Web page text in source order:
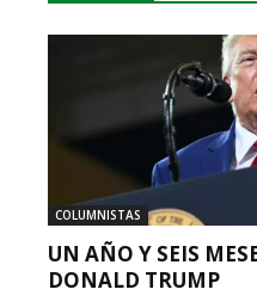
COLUMNISTAS
UN AÑO Y SEIS
DONALD TRUMP